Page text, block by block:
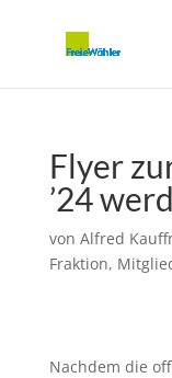
Flyer
’24
von Alfred
Fraktion,
Nachdem die